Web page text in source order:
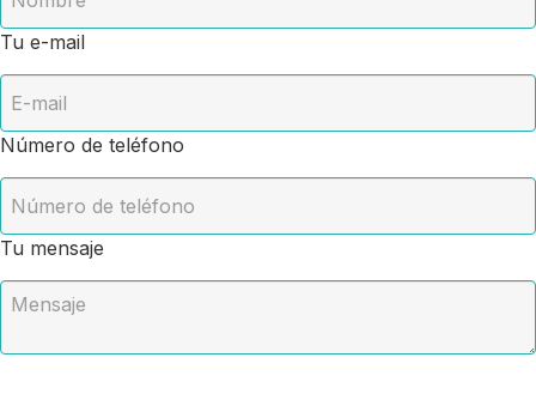
Tu e-mail
Número de teléfono
Tu mensaje